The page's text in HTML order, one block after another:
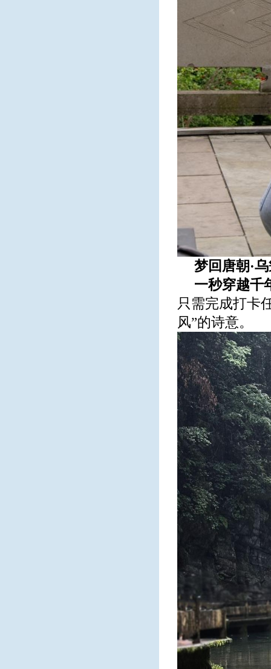
梦回唐朝·
一秒穿越千
只需完成打卡
风”的诗意。